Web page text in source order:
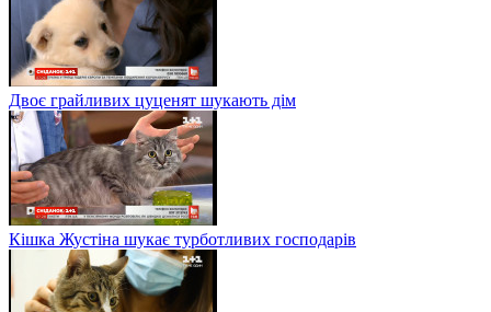
Двоє грайливих цуценят шукають дім
Кішка Жустіна шукає турботливих господарів